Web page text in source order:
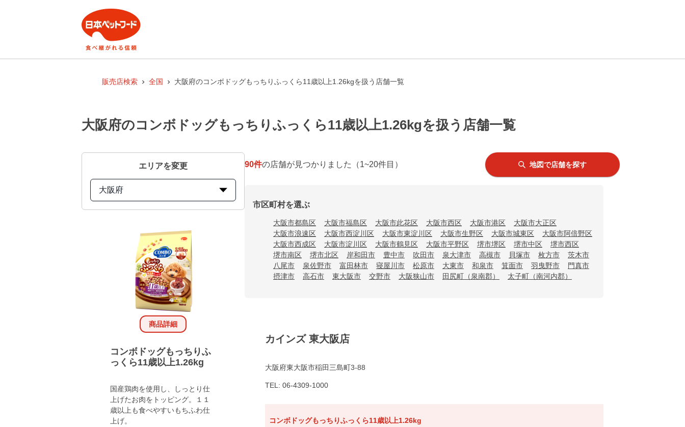
販売店検索 全国 大阪府のコンボドッグもっちりふっくら11歳以上1.26kgを扱う店舗一覧
大阪府のコンボドッグもっちりふっくら11歳以上1.26kgを扱う店舗一覧
エリアを変更
大阪府
商品詳細
コンボドッグもっちりふ
っくら11歳以上1.26kg
国産鶏肉を使用し、しっとり仕
上げたお肉をトッピング。１１
歳以上も食べやすいもちふわ仕
上げ。
90件の店舗が見つかりました （1~20件目） 地図で店舗を探す
市区町村を選ぶ
大阪市都島区 大阪市福島区 大阪市此花区 大阪市西区 大阪市港区
大阪市大正区
大阪市浪速区
大阪市西淀川区 大阪市東淀川区 大阪市生野区 大阪市城東区
大阪市阿倍野区
大阪市西成区
大阪市淀川区 大阪市鶴見区 大阪市平野区 堺市堺区 堺市中区
堺市西区
堺市南区
堺市北区 岸和田市 豊中市 吹田市 泉大津市 高槻市 貝塚市 枚方市
茨木市
八尾市
泉佐野市 富田林市 寝屋川市 松原市 大東市 和泉市 箕面市 羽曳野市
門真市
摂津市
高石市 東大阪市 交野市 大阪狭山市 田尻町（泉南郡） 太子町（南河内郡）
カインズ 東大阪店
大阪府東大阪市稲田三島町3-88
TEL: 06-4309-1000
コンボドッグもっちりふっくら11歳以上1.26kg